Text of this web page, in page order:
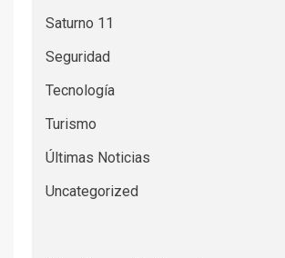
Saturno 11
Seguridad
Tecnología
Turismo
Últimas Noticias
Uncategorized